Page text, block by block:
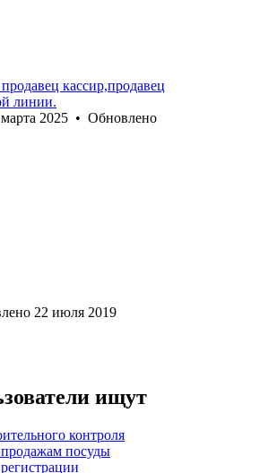
кассир,продавец
линии.
2025 • Обновлено
22 июля 2019
ищут
контроля
посуды